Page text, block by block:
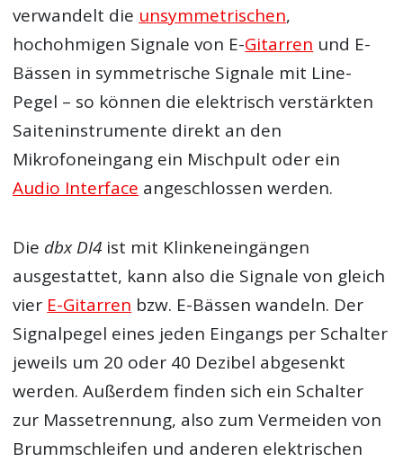
verwandelt die unsymmetrischen,
hochohmigen Signale von E-Gitarren und E-
Bässen in symmetrische Signale mit Line-
Pegel – so können die elektrisch verstärkten
Saiteninstrumente direkt an den
Mikrofoneingang ein Mischpult oder ein
Audio Interface angeschlossen werden.
Die dbx DI4 ist mit Klinkeneingängen
ausgestattet, kann also die Signale von gleich
vier E-Gitarren bzw. E-Bässen wandeln. Der
Signalpegel eines jeden Eingangs per Schalter
jeweils um 20 oder 40 Dezibel abgesenkt
werden. Außerdem finden sich ein Schalter
zur Massetrennung, also zum Vermeiden von
Brummschleifen und anderen elektrischen